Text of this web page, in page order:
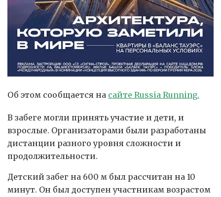
Об этом сообщается на сайте Russia Running.
В забеге могли принять участие и дети, и
взрослые. Организаторами были разработаны
дистанции разного уровня сложности и
продолжительности.
Детский забег на 600 м был рассчитан на 10
минут. Он был доступен участникам возрастом